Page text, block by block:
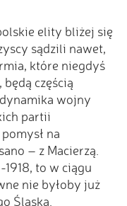
elity bliżej się
sądzili nawet,
które niegdyś
częścią
wojny
partii
na
– z Macierzą.
to w ciągu
nie byłoby już
Śląska.